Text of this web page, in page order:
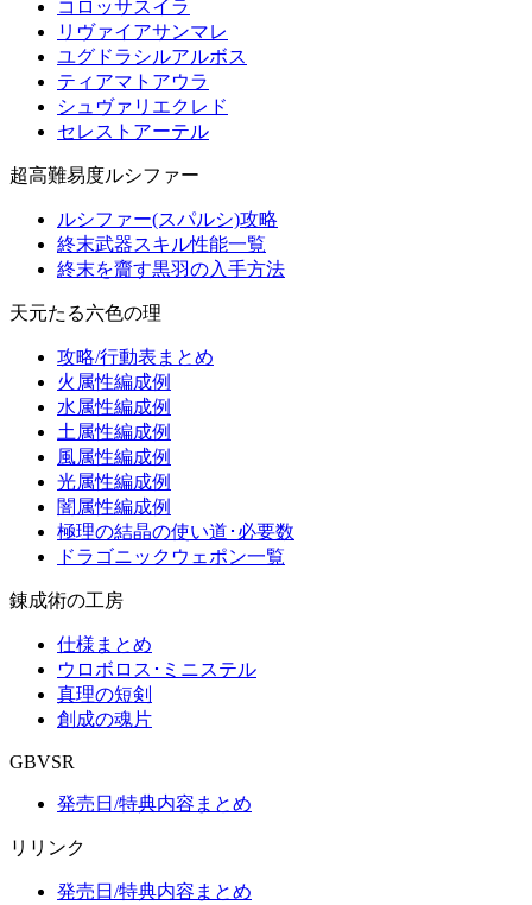
コロッサスイラ
リヴァイアサンマレ
ユグドラシルアルボス
ティアマトアウラ
シュヴァリエクレド
セレストアーテル
超高難易度ルシファー
ルシファー(スパルシ)攻略
終末武器スキル性能一覧
終末を齎す黒羽の入手方法
天元たる六色の理
攻略/行動表まとめ
火属性編成例
水属性編成例
土属性編成例
風属性編成例
光属性編成例
闇属性編成例
極理の結晶の使い道･必要数
ドラゴニックウェポン一覧
錬成術の工房
仕様まとめ
ウロボロス･ミニステル
真理の短剣
創成の魂片
GBVSR
発売日/特典内容まとめ
リリンク
発売日/特典内容まとめ